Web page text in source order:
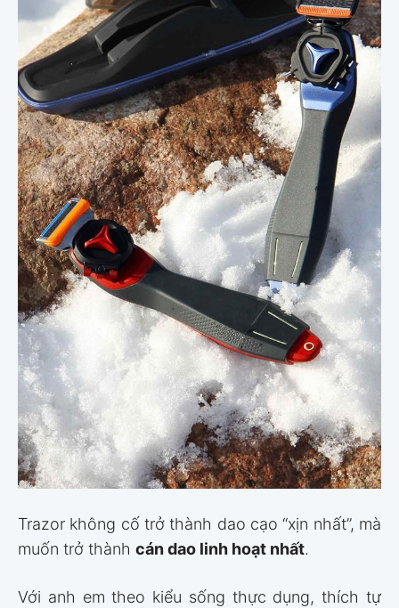
Trazor không cố trở thành dao cạo “xịn nhất”, mà
muốn trở thành cán dao linh hoạt nhất.
Với anh em theo kiểu sống thực dụng, thích tự